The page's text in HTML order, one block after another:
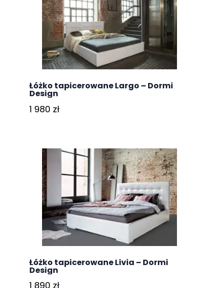
Łóżko tapicerowane Largo – Dormi
Design
1 980 zł
Łóżko tapicerowane Livia – Dormi
Design
1 890 zł